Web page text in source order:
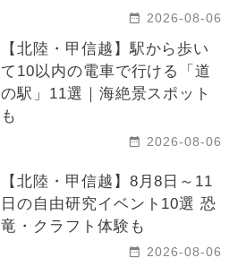
2026-08-06
【北陸・甲信越】駅から歩い
て10以内の電車で行ける「道
の駅」11選｜海絶景スポット
も
2026-08-06
【北陸・甲信越】8月8日～11
日の自由研究イベント10選 恐
竜・クラフト体験も
2026-08-06